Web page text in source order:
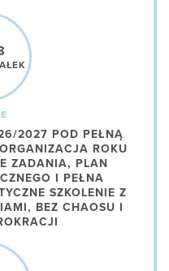
2027 POD PEŁNĄ
ROKU
ZADANIA, PLAN
I PEŁNA
SZKOLENIE Z
BEZ CHAOSU I